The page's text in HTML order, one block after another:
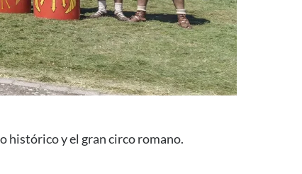
histórico y el gran circo romano.